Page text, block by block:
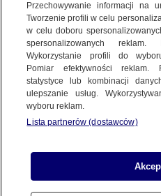
IGRZYSKA
NA ANTENACH
PREMIUM TV
Już 26 lipca w Paryżu
sportowych wydarzeń świata –
widzowie Eurosportu 1 i
śledzić rywalizację atletów o
Przechowywanie informacji na
Tworzenie profili w celu
w celu doboru
spersonalizowanych
Wykorzystanie profili do
Pomiar efektywności reklam.
statystyce lub kombinacji
ulepszanie usług.
wyboru reklam.
Lista partnerów (dostawców)